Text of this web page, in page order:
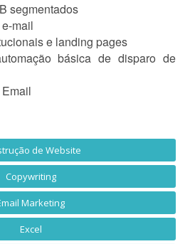
segmentados
mail
e landing pages
básica de disparo de
de Website
Copywriting
Marketing
Excel